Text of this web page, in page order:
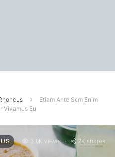
Etiam Ante Sem Enim
Vivamus Eu
3.0K views 2K shares